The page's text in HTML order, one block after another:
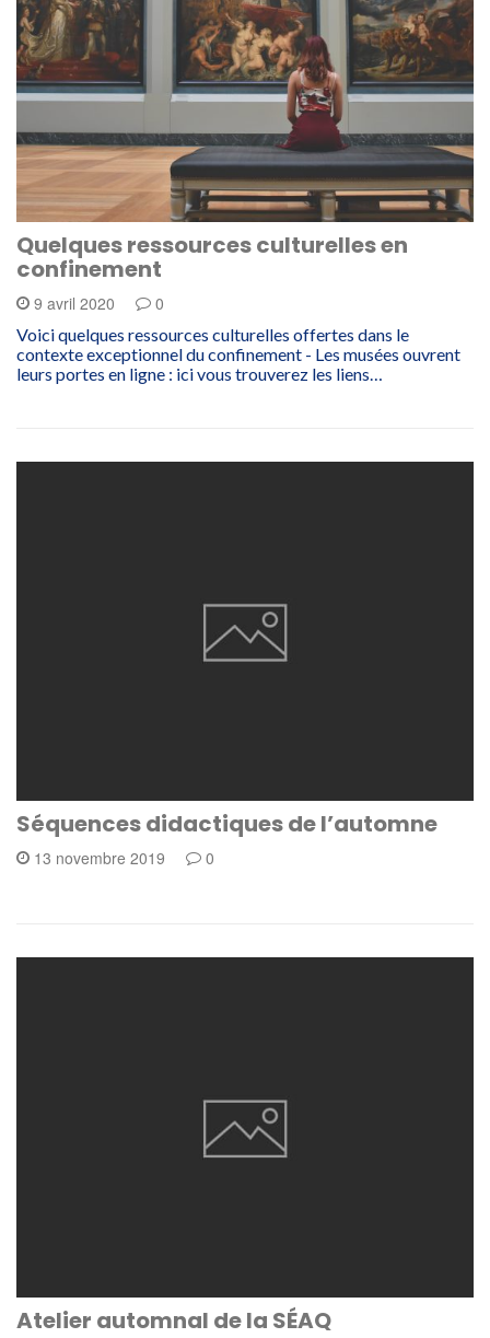
Quelques ressources culturelles en
confinement
9 avril 2020 0
Voici quelques ressources culturelles offertes dans le
contexte exceptionnel du confinement - Les musées ouvrent
leurs portes en ligne : ici vous trouverez les liens…
Séquences didactiques de l’automne
13 novembre 2019 0
Atelier automnal de la SÉAQ